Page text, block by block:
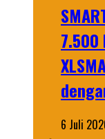
7.500
6 Juli